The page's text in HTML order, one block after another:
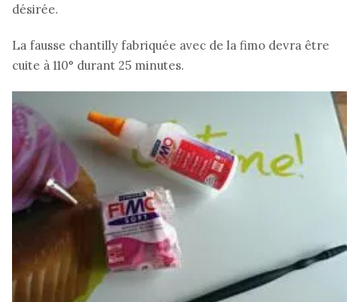
désirée.
La fausse chantilly fabriquée avec de la fimo devra être
cuite à 110° durant 25 minutes.